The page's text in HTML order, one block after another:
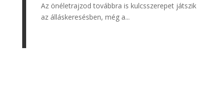
Az önéletrajzod továbbra is kulcsszerepet játszik
az álláskeresésben, még a...